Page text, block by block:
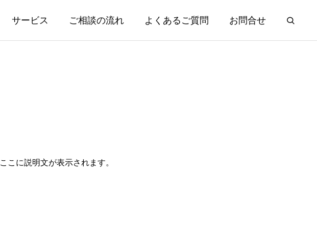
サービス ご相談の流れ よくあるご質問 お問合せ
ここに説明文が表示されます。